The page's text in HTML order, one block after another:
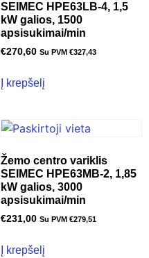
SEIMEC HPE63LB-4, 1,5
kW galios, 1500
apsisukimai/min
€270,60 Su PVM €327,43
Į krepšelį
Žemo centro variklis
SEIMEC HPE63MB-2, 1,85
kW galios, 3000
apsisukimai/min
€231,00 Su PVM €279,51
Į krepšelį